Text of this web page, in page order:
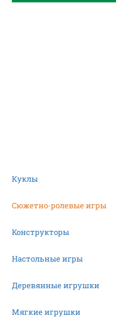
Куклы
Сюжетно-ролевые игры
Конструкторы
Настольные игры
Деревянные игрушки
Мягкие игрушки